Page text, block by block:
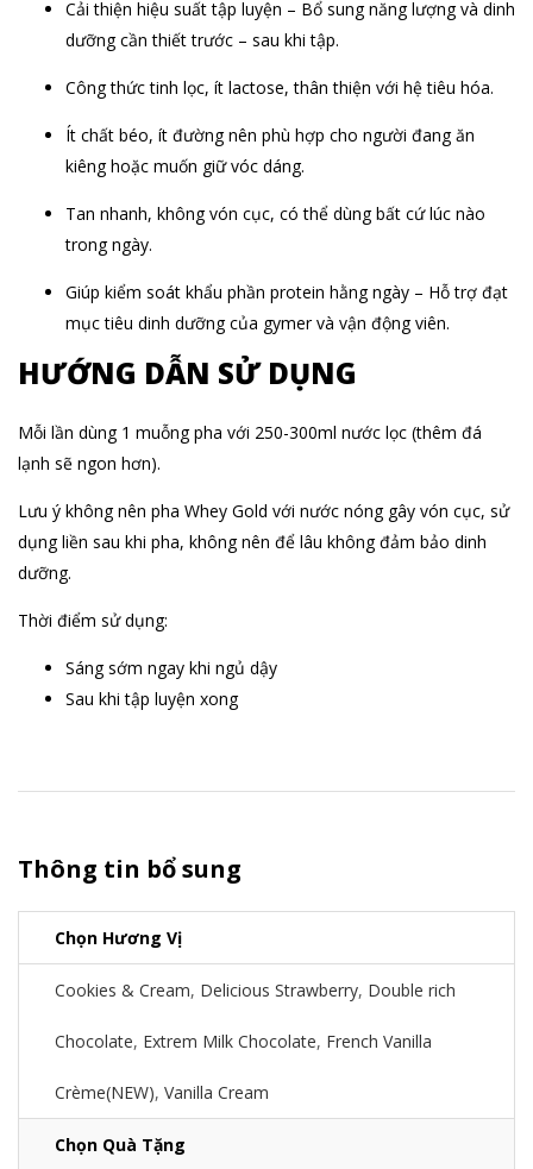
Cải thiện hiệu suất tập luyện – Bổ sung năng lượng và dinh
dưỡng cần thiết trước – sau khi tập.
Công thức tinh lọc, ít lactose, thân thiện với hệ tiêu hóa.
Ít chất béo, ít đường nên phù hợp cho người đang ăn
kiêng hoặc muốn giữ vóc dáng.
Tan nhanh, không vón cục, có thể dùng bất cứ lúc nào
trong ngày.
Giúp kiểm soát khẩu phần protein hằng ngày – Hỗ trợ đạt
mục tiêu dinh dưỡng của gymer và vận động viên.
HƯỚNG DẪN SỬ DỤNG
Mỗi lần dùng 1 muỗng pha với 250-300ml nước lọc (thêm đá
lạnh sẽ ngon hơn).
Lưu ý không nên pha Whey Gold với nước nóng gây vón cục, sử
dụng liền sau khi pha, không nên để lâu không đảm bảo dinh
dưỡng.
Thời điểm sử dụng:
Sáng sớm ngay khi ngủ dậy
Sau khi tập luyện xong
Thông tin bổ sung
Chọn Hương Vị
Cookies & Cream, Delicious Strawberry, Double rich
Chocolate, Extrem Milk Chocolate, French Vanilla
Crème(NEW), Vanilla Cream
Chọn Quà Tặng